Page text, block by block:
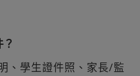
、學生證件照、家長/監